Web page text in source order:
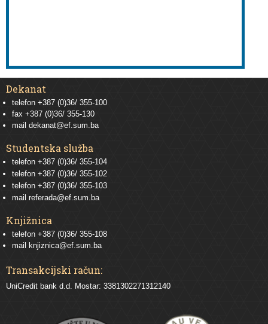
Dekanat
telefon +387 (0)36/ 355-100
fax +387 (0)36/ 355-130
mail dekanat@ef.sum.ba
Studentska služba
telefon +387 (0)36/ 355-104
telefon +387 (0)36/ 355-102
telefon +387 (0)36/ 355-103
mail referada@ef.sum.ba
Knjižnica
telefon +387 (0)36/ 355-108
mail
knjiznica@ef.sum.ba
Transakcijski račun:
UniCredit bank d.d. Mostar: 3381302271312140